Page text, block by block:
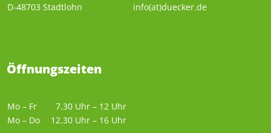
D-48703 Stadtlohn
info(at)duecker.de
Öffnungszeiten
Mo – Fr
7.30 Uhr – 12 Uhr
Mo – Do
12.30 Uhr – 16 Uhr